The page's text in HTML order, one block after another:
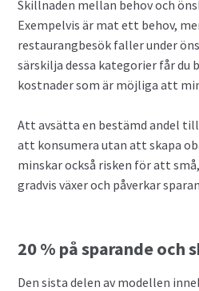
Skillnaden mellan behov och
Exempelvis är mat ett behov,
restaurangbesök faller under
särskilja dessa kategorier får
kostnader som är möjliga att
Att avsätta en bestämd andel
att konsumera utan att skapa
minskar också risken för att
gradvis växer och påverkar
20 % på sparande och
Den sista delen av modellen